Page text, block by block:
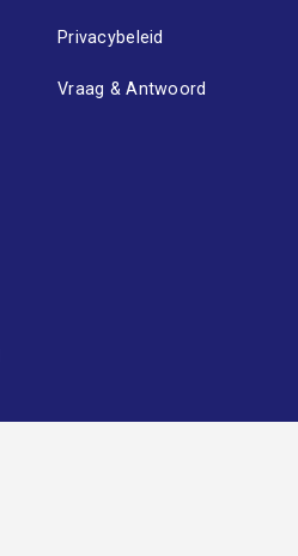
Privacybeleid
Vraag & Antwoord